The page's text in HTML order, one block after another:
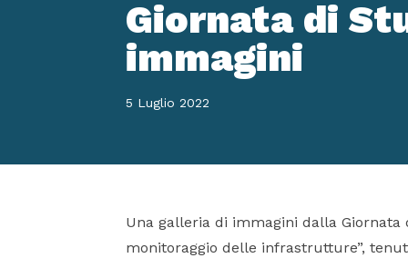
Giornata di
immagini
5 Luglio 2022
Una galleria di immagini dalla Giornata
monitoraggio delle infrastrutture”,